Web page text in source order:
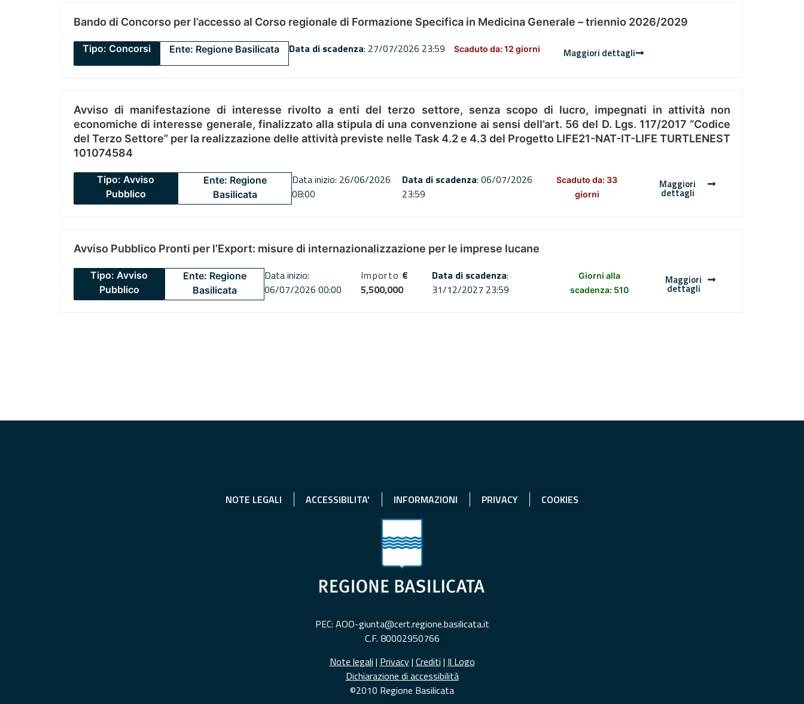
Bando di Concorso per l’accesso al Corso regionale di Formazione Specifica in Medicina Generale – triennio 2026/2029
Tipo: Concorsi Ente: Regione Basilicata Data di scadenza: 27/07/2026 23:59 Scaduto da: 12 giorni Maggiori dettagli
Avviso di manifestazione di interesse rivolto a enti del terzo settore, senza scopo di lucro, impegnati in attività non
economiche di interesse generale, finalizzato alla stipula di una convenzione ai sensi dell’art. 56 del D. Lgs. 117/2017 “Codice
del Terzo Settore” per la realizzazione delle attività previste nelle Task 4.2 e 4.3 del Progetto LIFE21-NAT-IT-LIFE TURTLENEST
101074584
Tipo: Avviso
Pubblico
Ente: Regione
Basilicata
Data inizio: 26/06/2026
08:00
Data di scadenza: 06/07/2026
23:59
Scaduto da: 33
giorni
Maggiori
dettagli
Avviso Pubblico Pronti per l’Export: misure di internazionalizzazione per le imprese lucane
Tipo: Avviso
Pubblico
Ente: Regione
Basilicata
Data inizio:
06/07/2026 00:00
Importo €
5,500,000
Data di scadenza:
31/12/2027 23:59
Giorni alla
scadenza: 510
Maggiori
dettagli
NOTE LEGALI ACCESSIBILITA' INFORMAZIONI PRIVACY COOKIES
PEC: AOO-giunta@cert.regione.basilicata.it
C.F. 80002950766
Note legali | Privacy| Crediti | Il Logo
Dichiarazione di accessibilità
©2010 Regione Basilicata